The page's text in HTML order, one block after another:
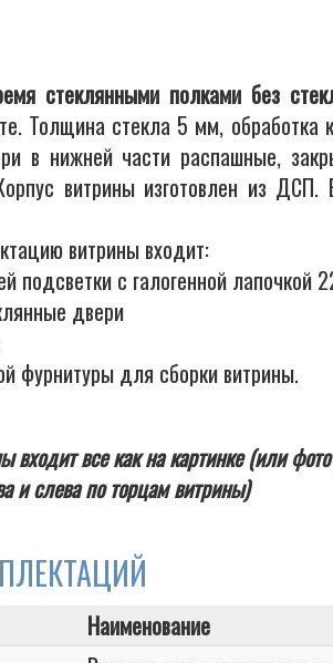
стеклянными полками без
Толщина стекла 5 мм, обработка
в нижней части распашные,
витрины изготовлен из
витрины входит:
подсветки с галогенной лапочкой
двери
фурнитуры для сборки витрины.
все как на картинке (или
и слева по торцам витрины)
Наименование